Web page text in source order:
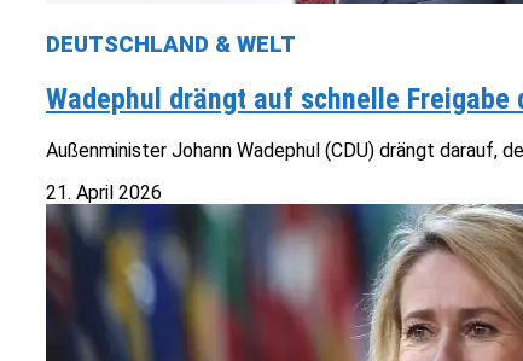
DEUTSCHLAND & WELT
Wadephul drängt auf schnelle
Außenminister Johann Wadephul (CDU) drängt darauf,
21. April 2026